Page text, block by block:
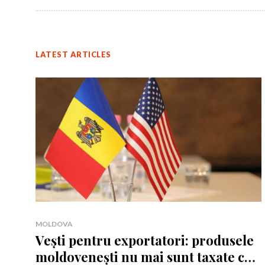
Rămâi
Rămâi
LATEST ARTICLES
MOLDOVA
Vești pentru exportatori: produsele
moldovenești nu mai sunt taxate cu